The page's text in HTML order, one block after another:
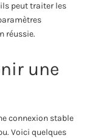
peut traiter les
réussie.
une
connexion stable
Voici quelques